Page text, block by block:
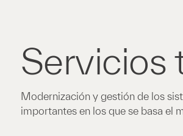
Servicios
Modernización y gestión de los
importantes en los que se basa el